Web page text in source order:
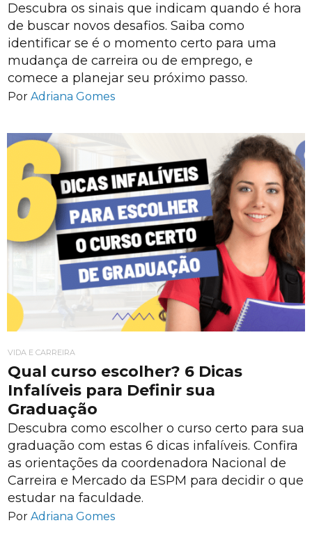
Descubra os sinais que indicam quando é hora
de buscar novos desafios. Saiba como
identificar se é o momento certo para uma
mudança de carreira ou de emprego, e
comece a planejar seu próximo passo.
Por Adriana Gomes
VIDA E CARREIRA
Qual curso escolher? 6 Dicas
Infalíveis para Definir sua
Graduação
Descubra como escolher o curso certo para sua
graduação com estas 6 dicas infalíveis. Confira
as orientações da coordenadora Nacional de
Carreira e Mercado da ESPM para decidir o que
estudar na faculdade.
Por Adriana Gomes